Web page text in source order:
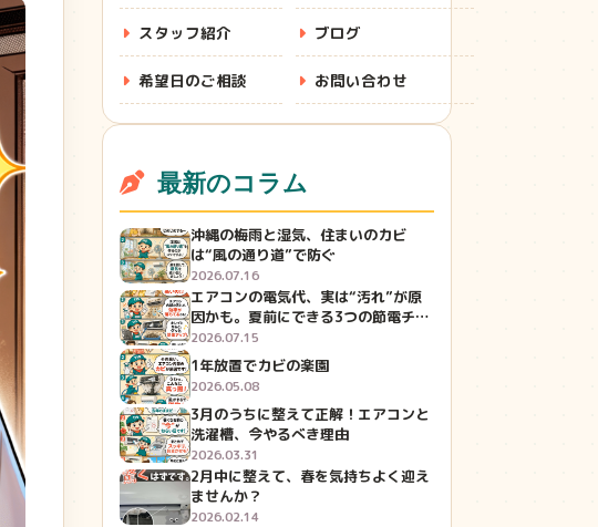
スタッフ紹介 ブログ
希望日のご相談 お問い合わせ
最新のコラム
沖縄の梅雨と湿気、住まいのカビ
は“風の通り道”で防ぐ
2026.07.16
エアコンの電気代、実は“汚れ”が原
因かも。夏前にできる3つの節電チェ
ック
2026.07.15
1年放置でカビの楽園
2026.05.08
3月のうちに整えて正解！エアコンと
洗濯槽、今やるべき理由
2026.03.31
2月中に整えて、春を気持ちよく迎え
ませんか？
2026.02.14